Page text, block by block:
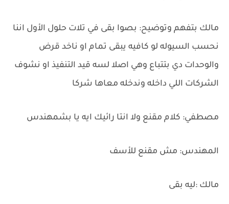
مالك بتفهم وتوضيح: بصوا بقى في تلات حلول الأول اننا
نحسب السيوله لو كافيه يبقى تمام او ناخد قرض
والوحدات دي بتتباع وهي اصلا لسه قيد التنفيذ او نشوف
الشركات اللي داخله وندخله معاها شركا
مصطفي: كلام مقنع ولا انتا رائيك ايه يا بشمهندس
المهندس: مش مقنع للأسف
مالك :ليه بقى